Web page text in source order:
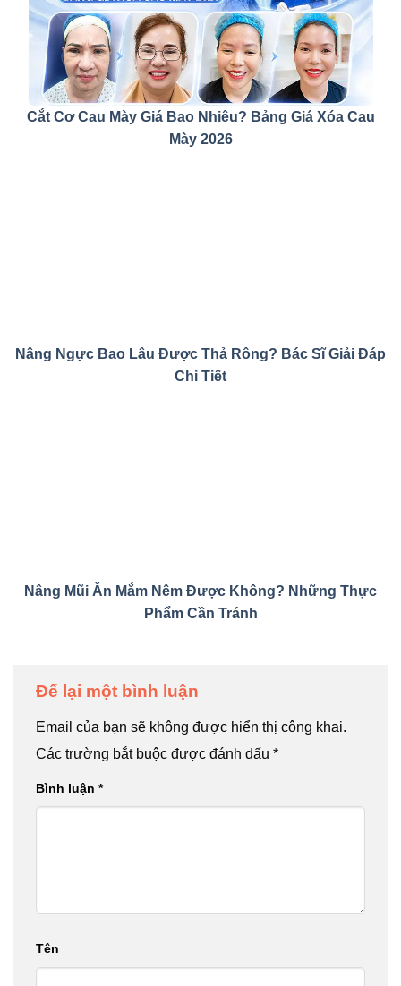
Cắt Cơ Cau Mày Giá Bao Nhiêu? Bảng Giá Xóa Cau
Mày 2026
Nâng Ngực Bao Lâu Được Thả Rông? Bác Sĩ Giải Đáp
Chi Tiết
Nâng Mũi Ăn Mắm Nêm Được Không? Những Thực
Phẩm Cần Tránh
Để lại một bình luận
Email của bạn sẽ không được hiển thị công khai.
Các trường bắt buộc được đánh dấu *
Bình luận *
Tên